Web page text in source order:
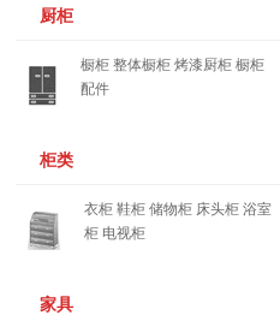
推广之道：400-667-5551
您的位置：------------
厨柜
橱柜 整体橱柜 烤漆厨柜 橱柜
配件
推广之道：400-667-5551
您的位置：------------
柜类
衣柜 鞋柜 储物柜 床头柜 浴室
柜 电视柜
推广之道：400-667-5551
家具